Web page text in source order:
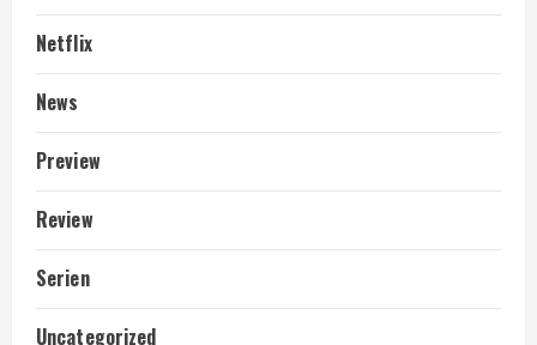
Netflix
News
Preview
Review
Serien
Uncategorized